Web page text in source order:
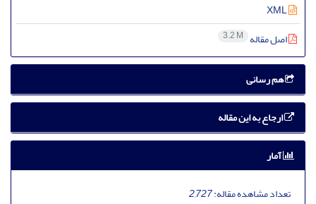
اصل مقاله 3.2 M
هم رسانی
ارجاع به این مقاله
آمار
تعداد مشاهده مقاله:2,727